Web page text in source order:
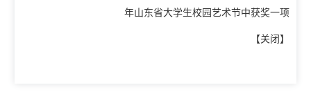
年山东省大学生校园艺术节中获奖一项
【关闭 】